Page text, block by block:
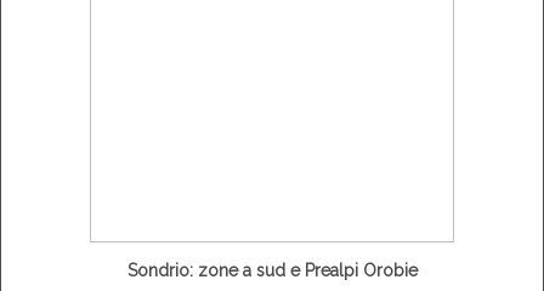
Sondrio: zone a sud e Prealpi Orobie